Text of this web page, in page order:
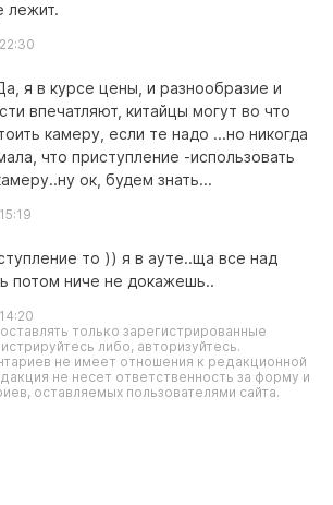
лежит.
Да, я в курсе цены, и разнообразие и
впечатляют, китайцы могут во что
камеру, если те надо ...но никогда
что приступление -использовать
ок, будем знать...
то )) я в ауте..ща все над
потом ниче не докажешь..
только зарегистрированные
либо, авторизуйтесь.
не имеет отношения к редакционной
не несет ответственность за форму и
оставляемых пользователями сайта.